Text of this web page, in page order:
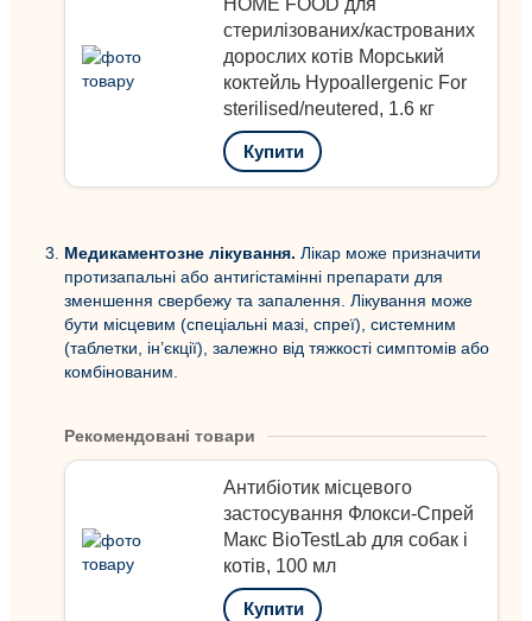
стерилізованих/кастрованих
дорослих котів Морський
коктейль Hypoallergenic For
sterilised/neutered, 1.6 кг
Купити
Медикаментозне лікування. Лікар може призначити
протизапальні або антигістамінні препарати для
зменшення свербежу та запалення. Лікування може
бути місцевим (спеціальні мазі, спреї), системним
(таблетки, ін’єкції), залежно від тяжкості симптомів або
комбінованим.
Рекомендовані товари
Антибіотик місцевого
застосування Флокси-Спрей
Макс BioTestLab для собак і
котів, 100 мл
Купити